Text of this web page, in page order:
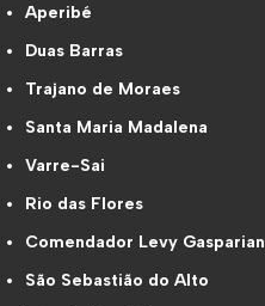
Aperibé
Duas Barras
Trajano de Moraes
Santa Maria Madalena
Varre-Sai
Rio das Flores
Comendador Levy Gasparian
São Sebastião do Alto